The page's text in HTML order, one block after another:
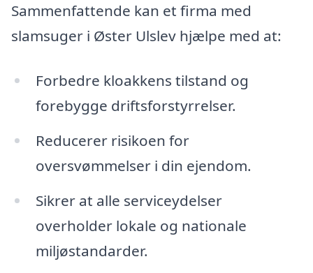
Sammenfattende kan et firma med
slamsuger i Øster Ulslev hjælpe med at:
Forbedre kloakkens tilstand og
forebygge driftsforstyrrelser.
Reducerer risikoen for
oversvømmelser i din ejendom.
Sikrer at alle serviceydelser
overholder lokale og nationale
miljøstandarder.